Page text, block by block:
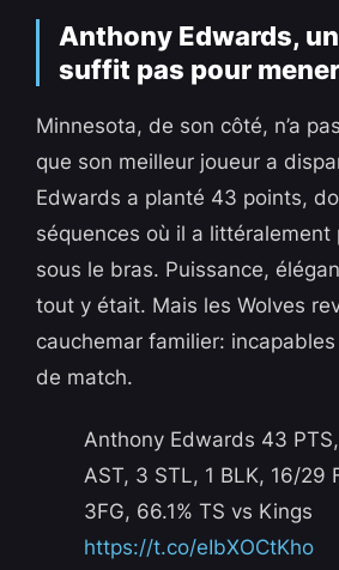
Anthony Edwards,
suffit pas pour
Minnesota, de son côté, n’a
que son meilleur joueur a
Edwards a planté 43 points,
séquences où il a littéralement
sous le bras. Puissance,
tout y était. Mais les Wolves
cauchemar familier:
de match.
Anthony Edwards 43
AST, 3 STL, 1 BLK, 16/29
3FG, 66.1% TS vs Kings
https://t.co/eIbXOCtKho